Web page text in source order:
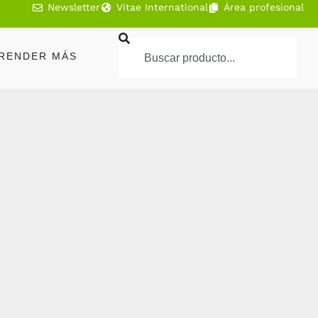
Newsletter Vitae International Área profesional
MÁS